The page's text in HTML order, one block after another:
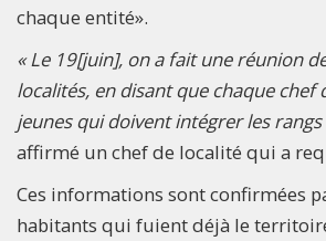
chaque entité».
« Le 19[juin], on a fait une réunion
localités, en disant que chaque chef
jeunes qui doivent intégrer les
affirmé un chef de localité qui a
Ces informations sont confirmées
habitants qui fuient déjà le